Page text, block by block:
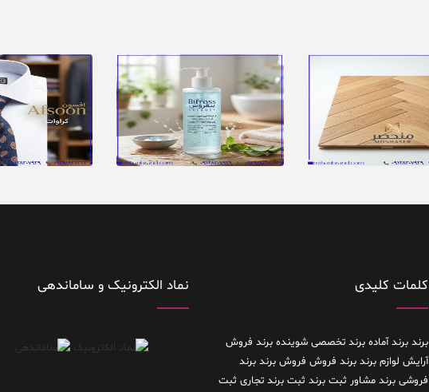
کلمات کلیدی
برند برند آماده برند تخصصی شوینده برند فروش
آرایش لوازم برند برند فروش فروش برند برند
فروشی برند مشاور ثبت برند ثبت برند تجاری ثبت
نماد الکترونیک و ساماندهی